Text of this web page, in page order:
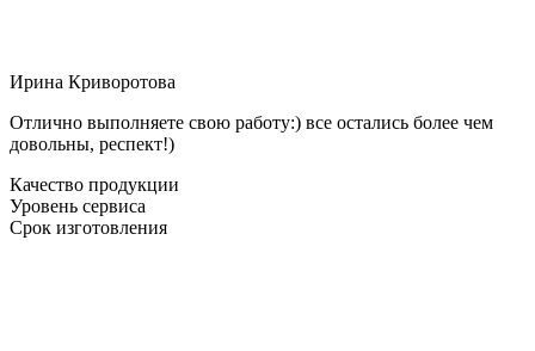
Ирина Криворотова
Отлично выполняете свою работу:) все остались более чем
довольны, респект!)
Качество продукции
Уровень сервиса
Срок изготовления